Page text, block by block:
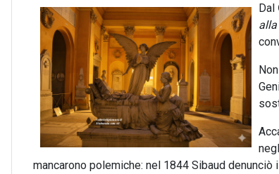
Dal
alla
mancarono polemiche: nel 1844 Sibaud denunciò